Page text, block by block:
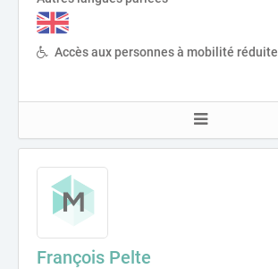
Accès aux personnes à mobilité réduite
François Pelte